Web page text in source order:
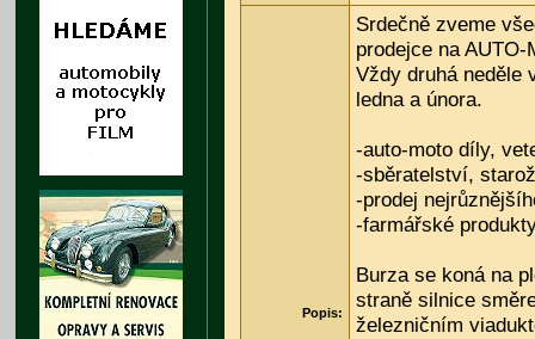
Popis:
Srdečně zveme
prodejce na
Vždy druhá neděle
ledna a února.
-auto-moto díly,
-sběratelství,
-prodej
-farmářské
Burza se koná na
straně silnice
železničním